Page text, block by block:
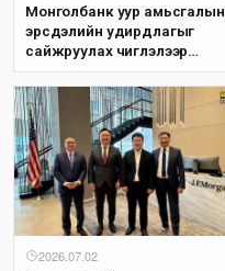
Монголбанк уур амьсгалын
эрсдэлийн удирдлагыг
сайжруулах чиглэлээр
Олон Улсын Санхүүгийн
Корпорацитай хамтран
ажиллана
2026.07.02